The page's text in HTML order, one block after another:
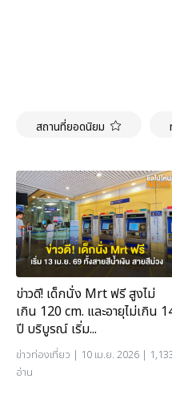
สถานที่ยอดนิยม
ข่าวดี! เด็กนั่ง Mrt ฟรี สูงไม่
เกิน 120 cm. และอายุไม่เกิน
ปี บริบูรณ์ เริ่ม...
ข่าวท่องเที่ยว | 10 เม.ย. 2026 |
อ่าน